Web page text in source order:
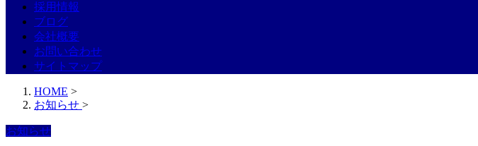
採用情報
ブログ
会社概要
お問い合わせ
サイトマップ
HOME >
お知らせ >
お知らせ